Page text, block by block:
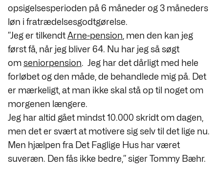
opsigelsesperioden på 6 måneder og 3 måneders
løn i fratrædelsesgodtgørelse.
”Jeg er tilkendtArne-pension , men den kan jeg
først få, når jeg bliver 64. Nu har jeg så søgt
omseniorpension. Jeg har det dårligt med hele
forløbet og den måde, de behandlede mig på. Det
er mærkeligt, at man ikke skal stå op til noget om
morgenen længere.
Jeg har altid gået mindst 10.000 skridt om dagen,
men det er svært at motivere sig selv til det lige nu.
Men hjælpen fra Det Faglige Hus har været
suveræn. Den fås ikke bedre,” siger Tommy Bæhr.